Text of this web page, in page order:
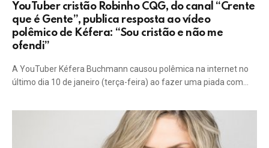
YouTuber cristão Robinho CQG, do canal “Crente
que é Gente”, publica resposta ao vídeo
polêmico de Kéfera: “Sou cristão e não me
ofendi”
A YouTuber Kéfera Buchmann causou polêmica na internet no
último dia 10 de janeiro (terça-feira) ao fazer uma piada com…